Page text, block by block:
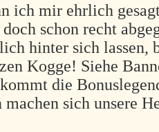
ich mir ehrlich
schon recht
hinter sich lassen,
Kogge! Siehe
die
sich unsere